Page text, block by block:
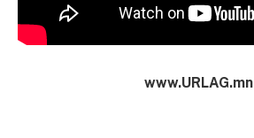
www.URLAG.mn